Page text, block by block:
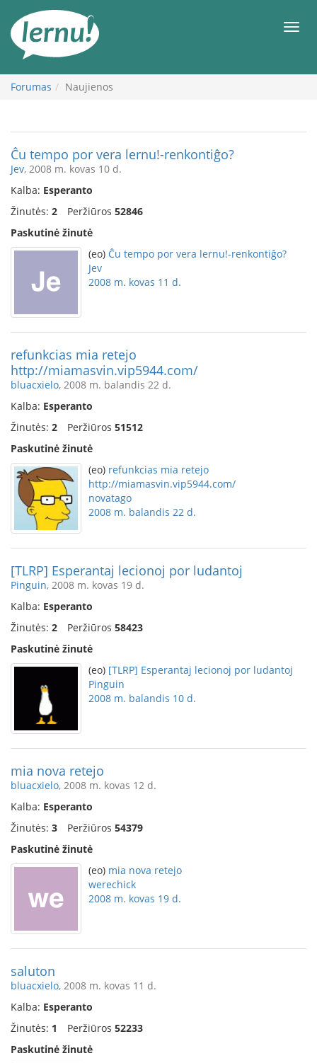
turinį
Forumas Naujienos
Ĉu tempo por vera lernu!-renkontiĝo?
Jev, 2008 m. kovas 10 d.
Kalba: Esperanto
Žinutės: 2 Peržiūros 52846
Paskutinė žinutė
(eo) Ĉu tempo por vera lernu!-renkontiĝo?
Jev
2008 m. kovas 11 d.
refunkcias mia retejo
http://miamasvin.vip5944.com/
bluacxielo, 2008 m. balandis 22 d.
Kalba: Esperanto
Žinutės: 2 Peržiūros 51512
Paskutinė žinutė
(eo) refunkcias mia retejo
http://miamasvin.vip5944.com/
novatago
2008 m. balandis 22 d.
[TLRP] Esperantaj lecionoj por ludantoj
Pinguin, 2008 m. kovas 19 d.
Kalba: Esperanto
Žinutės: 2 Peržiūros 58423
Paskutinė žinutė
(eo) [TLRP] Esperantaj lecionoj por ludantoj
Pinguin
2008 m. balandis 10 d.
mia nova retejo
bluacxielo, 2008 m. kovas 12 d.
Kalba: Esperanto
Žinutės: 3 Peržiūros 54379
Paskutinė žinutė
(eo) mia nova retejo
werechick
2008 m. kovas 19 d.
saluton
bluacxielo, 2008 m. kovas 11 d.
Kalba: Esperanto
Žinutės: 1 Peržiūros 52233
Paskutinė žinutė